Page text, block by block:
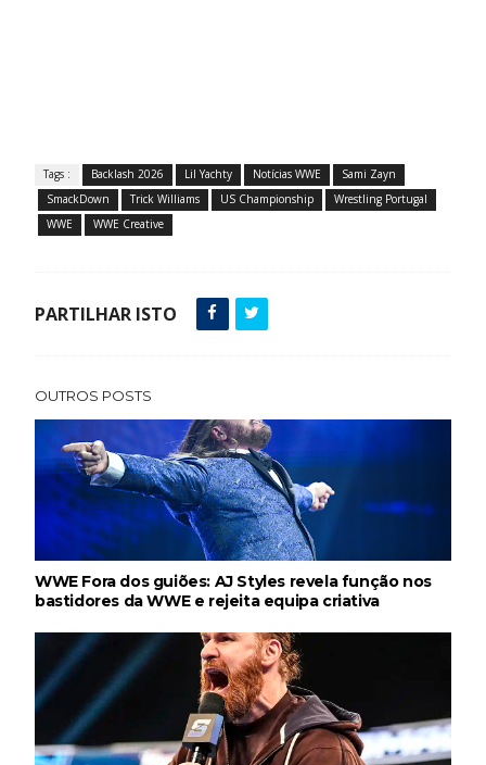
Tags : Backlash 2026 Lil Yachty Notícias WWE
Sami Zayn
SmackDown
Trick Williams US Championship
Wrestling Portugal
WWE
WWE Creative
PARTILHAR ISTO
OUTROS POSTS
WWE Fora dos guiões: AJ Styles revela função nos
bastidores da WWE e rejeita equipa criativa